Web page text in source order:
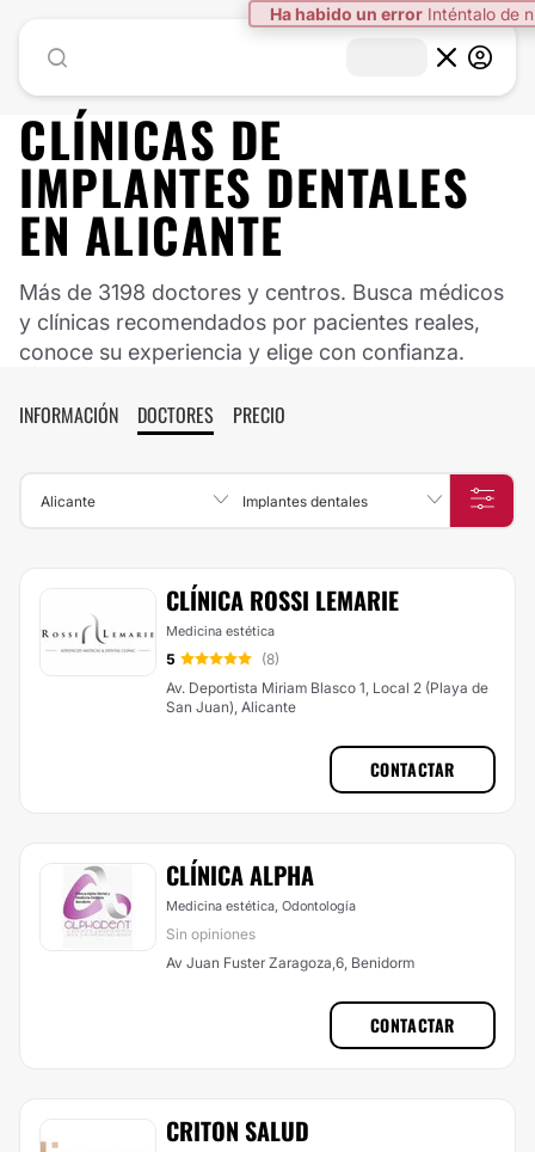
Ha habido un error Inténtalo de
CLÍNICAS DE
IMPLANTES DENTALES
EN ALICANTE
Más de 3198 doctores y centros. Busca médicos
y clínicas recomendados por pacientes reales,
conoce su experiencia y elige con confianza.
INFORMACIÓN DOCTORES PRECIO
Alicante Implantes dentales
CLÍNICA ROSSI LEMARIE
Medicina estética
5
(8)
Av. Deportista Miriam Blasco 1, Local 2 (Playa de
San Juan), Alicante
CONTACTAR
CLÍNICA ALPHA
Medicina estética, Odontología
Sin opiniones
Av Juan Fuster Zaragoza,6, Benidorm
CONTACTAR
CRITON SALUD